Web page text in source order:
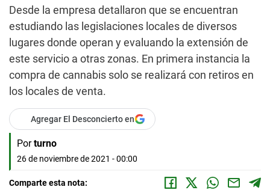
Desde la empresa detallaron que se encuentran
estudiando las legislaciones locales de diversos
lugares donde operan y evaluando la extensión de
este servicio a otras zonas. En primera instancia la
compra de cannabis solo se realizará con retiros en
los locales de venta.
Agregar El Desconcierto en
Por turno
26 de noviembre de 2021 - 00:00
Comparte esta nota: